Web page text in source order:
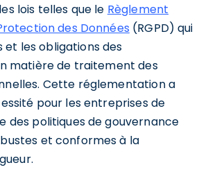
lois telles que le Règlement
des Données (RGPD) qui
et les obligations des
matière de traitement des
Cette réglementation a
pour les entreprises de
des politiques de gouvernance
et conformes à la